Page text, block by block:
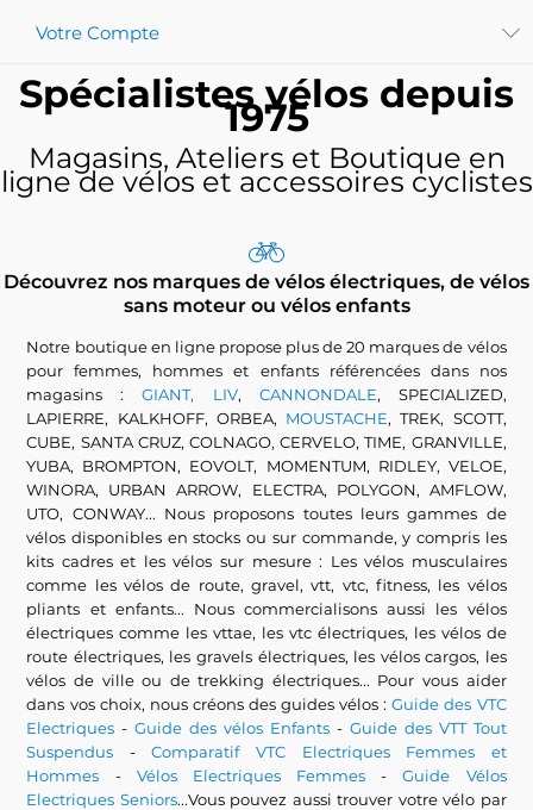
Votre Compte
Spécialistes vélos depuis
1975
Magasins, Ateliers et Boutique en
ligne de vélos et accessoires cyclistes
Découvrez nos marques de vélos électriques, de vélos
sans moteur ou vélos enfants
Notre boutique en ligne propose plus de 20 marques de vélos
pour femmes, hommes et enfants référencées dans nos
magasins :GIANT, LIV, CANNONDALE, SPECIALIZED,
LAPIERRE, KALKHOFF, ORBEA, MOUSTACHE, TREK, SCOTT,
CUBE, SANTA CRUZ, COLNAGO, CERVELO, TIME, GRANVILLE,
YUBA, BROMPTON, EOVOLT, MOMENTUM, RIDLEY, VELOE,
WINORA, URBAN ARROW, ELECTRA, POLYGON, AMFLOW,
UTO, CONWAY... Nous proposons toutes leurs gammes de
vélos disponibles en stocks ou sur commande, y compris les
kits cadres et les vélos sur mesure : Les vélos musculaires
comme les vélos de route, gravel, vtt, vtc, fitness, les vélos
pliants et enfants... Nous commercialisons aussi les vélos
électriques comme les vttae, les vtc électriques, les vélos de
route électriques, les gravels électriques, les vélos cargos, les
vélos de ville ou de trekking électriques... Pour vous aider
dans vos choix, nous créons des guides vélos :Guide des VTC
Electriques -Guide des vélos Enfants - Guide des VTT Tout
Suspendus -Comparatif VTC Electriques Femmes et
Hommes - Vélos Electriques Femmes -Guide Vélos
Electriques Seniors...Vous pouvez aussi trouver votre vélo par